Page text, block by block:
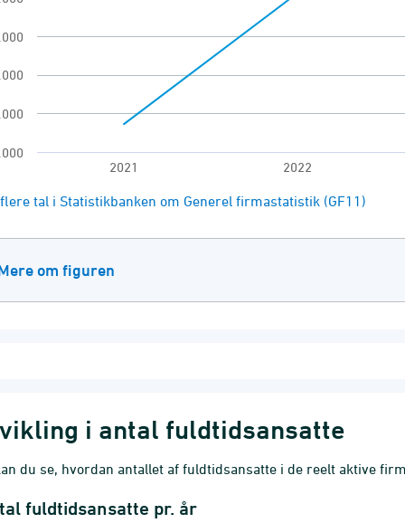
2021 2022
of interactive chart.
tal i Statistikbanken om Generel firmastatistik (GF11)
om figuren
i antal fuldtidsansatte
du se, hvordan antallet af fuldtidsansatte i de reelt aktive
fuldtidsansatte pr. år